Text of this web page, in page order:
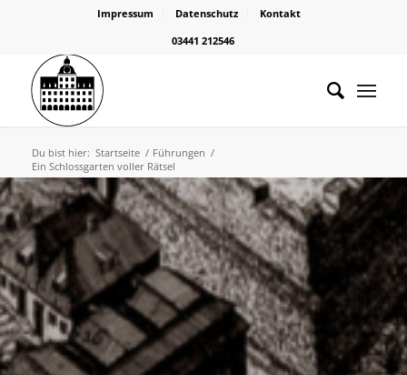
Impressum Datenschutz
Kontakt
03441 212546
Du bist hier: Startseite / Führungen /
Ein Schlossgarten voller Rätsel